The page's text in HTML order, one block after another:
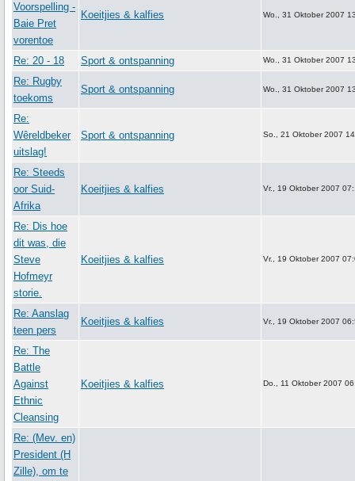
Voorspelling -
Baie Pret
vorentoe
Koeitjies & kalfies Wo., 31 Oktober 2007
Re: 20 - 18 Sport & ontspanning Wo., 31 Oktober 2007
Re: Rugby
toekoms
Sport & ontspanning Wo., 31 Oktober 2007
Re:
Wêreldbeker
uitslag!
Sport & ontspanning So., 21 Oktober 2007
Re: Steeds
oor Suid-
Afrika
Koeitjies & kalfies Vr., 19 Oktober 2007
Re: Dis hoe
dit was, die
Steve
Hofmeyr
storie.
Koeitjies & kalfies Vr., 19 Oktober 2007
Re: Aanslag
teen pers
Koeitjies & kalfies Vr., 19 Oktober 2007
Re: The
Battle
Against
Ethnic
Cleansing
Koeitjies & kalfies Do., 11 Oktober 2007
Re: (Mev. en)
President (H
Zille), om te